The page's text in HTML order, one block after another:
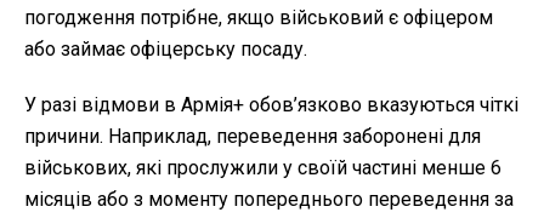
погодження потрібне, якщо військовий є офіцером
або займає офіцерську посаду.
У разі відмови в Армія+ обов’язково вказуються чіткі
причини. Наприклад, переведення заборонені для
військових, які прослужили у своїй частині менше 6
місяців або з моменту попереднього переведення за